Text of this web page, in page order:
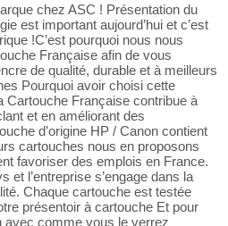
chez ASC ! Présentation du
est important aujourd’hui et c’est
!C’est pourquoi nous nous
Française afin de vous
de qualité, durable et à meilleurs
Pourquoi avoir choisi cette
Cartouche Française contribue à
et en améliorant des
d’origine HP / Canon contient
cartouches nous en proposons
favoriser des emplois en France.
et l’entreprise s’engage dans la
Chaque cartouche est testée
présentoir à cartouche Et pour
avec comme vous le verrez